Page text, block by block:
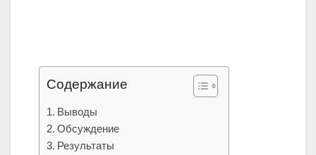
Содержание
Выводы
Обсуждение
Результаты